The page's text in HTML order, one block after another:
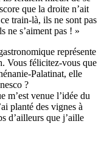
que la droite n’ait
train-là, ils ne sont pas
ne s’aiment pas ! »
représente
Vous félicitez-vous que
Palatinat, elle
?
m’est venue l’idée du
planté des vignes à
d’ailleurs que j’aille